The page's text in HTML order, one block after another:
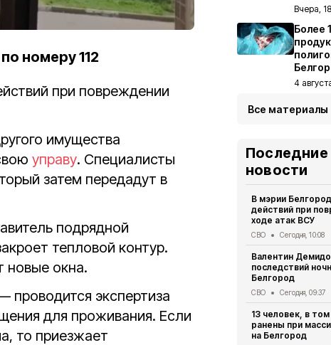
номеру 112
при повреждении
имущества
управу. Специалисты
затем передадут в
подрядной
тепловой контур.
новые окна.
экспертиза
для проживания. Если
то приезжает
Вчера,
Более
4
Все материалы
Последние
новости
В мэрии
действий при
ходе атак ВСУ
СВО Сегодня, 10:08
Валентин
последствий
Белгород
СВО Сегодня, 09:37
13 человек, в
ранены при
на Белгород